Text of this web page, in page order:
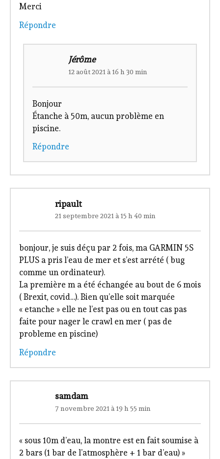
Merci
Répondre
Jérôme
12 août 2021 à 16 h 30 min
Bonjour
Étanche à 50m, aucun problème en
piscine.
Répondre
ripault
21 septembre 2021 à 15 h 40 min
bonjour, je suis déçu par 2 fois, ma GARMIN 5S
PLUS a pris l’eau de mer et s’est arrété ( bug
comme un ordinateur).
La première m a été échangée au bout de 6 mois
( Brexit, covid…). Bien qu’elle soit marquée
« etanche » elle ne l’est pas ou en tout cas pas
faite pour nager le crawl en mer ( pas de
probleme en piscine)
Répondre
samdam
7 novembre 2021 à 19 h 55 min
« sous 10m d’eau, la montre est en fait soumise à
2 bars (1 bar de l’atmosphère + 1 bar d’eau) »